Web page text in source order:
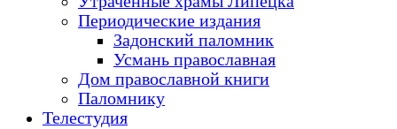
Периодические издания
Задонский паломник
Усмань православная
Дом православной книги
Паломнику
Телестудия